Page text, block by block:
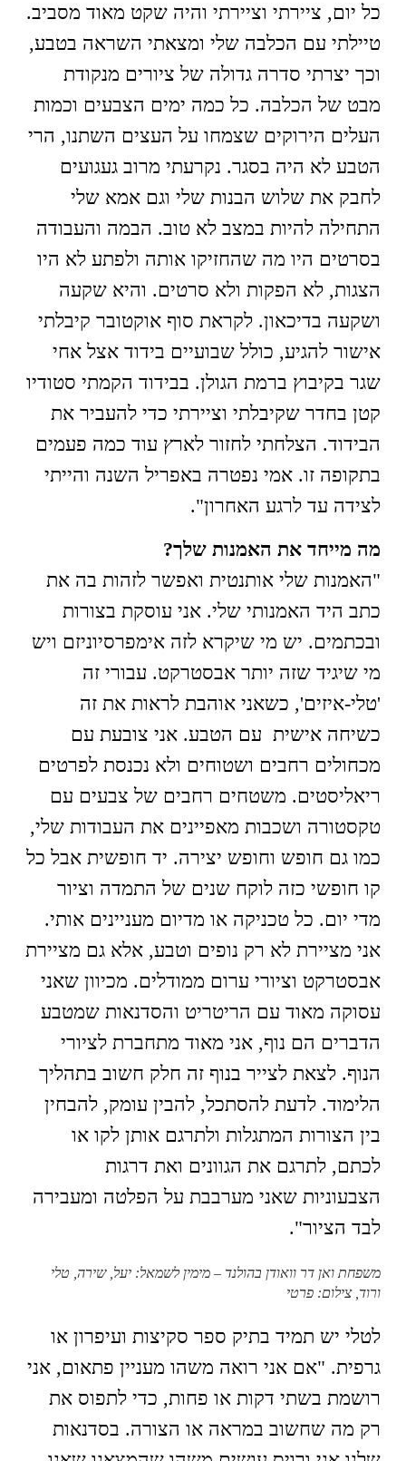
כל יום, ציירתי וציירתי והיה שקט מאוד מסביב.
טיילתי עם הכלבה שלי ומצאתי השראה בטבע,
וכך יצרתי סדרה גדולה של ציורים מנקודת
מבט של הכלבה. כל כמה ימים הצבעים וכמות
העלים הירוקים שצמחו על העצים השתנו, הרי
הטבע לא היה בסגר. נקרעתי מרוב געגועים
לחבק את שלוש הבנות שלי וגם אמא שלי
התחילה להיות במצב לא טוב. הבמה והעבודה
בסרטים היו מה שהחזיקו אותה ולפתע לא היו
הצגות, לא הפקות ולא סרטים. והיא שקעה
ושקעה בדיכאון. לקראת סוף אוקטובר קיבלתי
אישור להגיע, כולל שבועיים בידוד אצל אחי
שגר בקיבוץ ברמת הגולן. בבידוד הקמתי סטודיו
קטן בחדר שקיבלתי וציירתי כדי להעביר את
הבידוד. הצלחתי לחזור לארץ עוד כמה פעמים
בתקופה זו. אמי נפטרה באפריל השנה והייתי
לצידה עד לרגע האחרון".
מה מייחד את האמנות שלך?
"האמנות שלי אותנטית ואפשר לזהות בה את
כתב היד האמנותי שלי. אני עוסקת בצורות
ובכתמים. יש מי שיקרא לזה אימפרסיוניזם ויש
מי שיגיד שזה יותר אבסטרקט. עבורי זה
'טלי-איזים', כשאני אוהבת לראות את זה
כשיחה אישית עם הטבע. אני צובעת עם
מכחולים רחבים ושטוחים ולא נכנסת לפרטים
ריאליסטים. משטחים רחבים של צבעים עם
טקסטורה ושכבות מאפיינים את העבודות שלי,
כמו גם חופש וחופש יצירה. יד חופשית אבל כל
קו חופשי כזה לוקח שנים של התמדה וציור
מדי יום. כל טכניקה או מדיום מעניינים אותי.
אני מציירת לא רק נופים וטבע, אלא גם מציירת
אבסטרקט וציורי ערום ממודלים. מכיוון שאני
עסוקה מאוד עם הריטריט והסדנאות שמטבע
הדברים הם נוף, אני מאוד מתחברת לציורי
הנוף. לצאת לצייר בנוף זה חלק חשוב בתהליך
הלימוד. לדעת להסתכל, להבין עומק, להבחין
בין הצורות המתגלות ולתרגם אותן לקו או
לכתם, לתרגם את הגוונים ואת דרגות
הצבעוניות שאני מערבבת על הפלטה ומעבירה
לבד הציור".
משפחת ואן דר וואודן בהולנד – מימין לשמאל: יעל, שירה, טלי
ורוד, צילום: פרטי
לטלי יש תמיד בתיק ספר סקיצות ועיפרון או
גרפית. "אם אני רואה משהו מעניין פתאום, אני
רושמת בשתי דקות או פחות, כדי לתפוס את
רק מה שחשוב במראה או הצורה. בסדנאות